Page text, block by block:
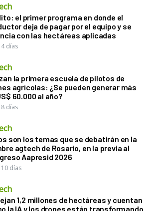
el primer programa en donde el
deja de pagar por el equipo y se
con las hectáreas aplicadas
días
la primera escuela de pilotos de
agrícolas: ¿Se pueden generar más
60.000 al año?
días
son los temas que se debatirán en la
agtech de Rosario, en la previa al
Aapresid 2026
10 días
1,2 millones de hectáreas y cuentan
la IA y los drones están transformando